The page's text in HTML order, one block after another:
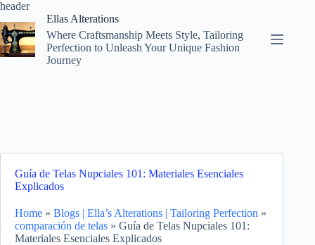
headerSkip
content
Ellas Alterations
Where Craftsmanship Meets Style, Tailoring
Perfection to Unleash Your Unique Fashion
Journey
Guía de Telas Nupciales 101: Materiales Esenciales
Explicados
Home » Blogs | Ella’s Alterations | Tailoring Perfection »
comparación de telas » Guía de Telas Nupciales 101:
Materiales Esenciales Explicados